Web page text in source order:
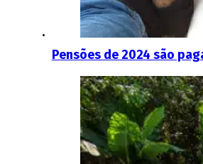
Pensões de 2024 são